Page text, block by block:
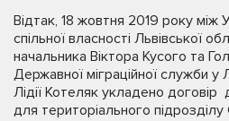
Відтак, 18 жовтня 2019 року між
спільної власності Львівської
начальника Віктора Кусого та
Державної міграційної служби у
Лідії Котеляк укладено
для територіального